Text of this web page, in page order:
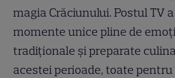
magia Crăciunului. Postul TV
momente unice pline de
tradiționale și preparate
acestei perioade, toate pentru